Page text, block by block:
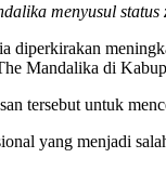
menyusul
Mandalika di
tersebut untuk
yang menjadi